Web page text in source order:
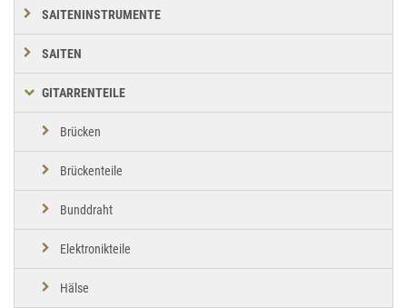
SAITENINSTRUMENTE
SAITEN
GITARRENTEILE
Brücken
Brückenteile
Bunddraht
Elektronikteile
Hälse